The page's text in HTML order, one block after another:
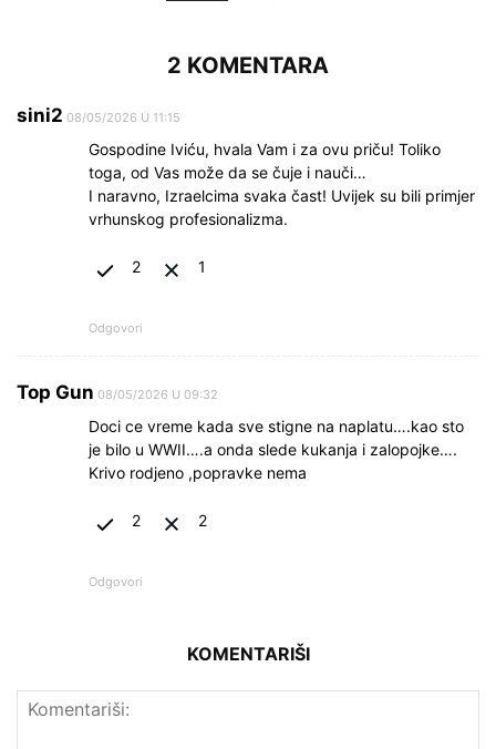
2 KOMENTARA
sini2 08/05/2026 U 11:15
Gospodine Iviću, hvala Vam i za ovu priču! Toliko
toga, od Vas može da se čuje i nauči…
I naravno, Izraelcima svaka čast! Uvijek su bili primjer
vrhunskog profesionalizma.
2 1
Odgovori
Top Gun 08/05/2026 U 09:32
Doci ce vreme kada sve stigne na naplatu….kao sto
je bilo u WWII….a onda slede kukanja i zalopojke….
Krivo rodjeno ,popravke nema
2 2
Odgovori
KOMENTARIŠI